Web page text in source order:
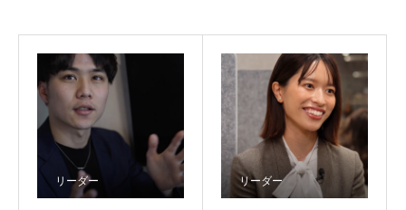
リーダー リーダー